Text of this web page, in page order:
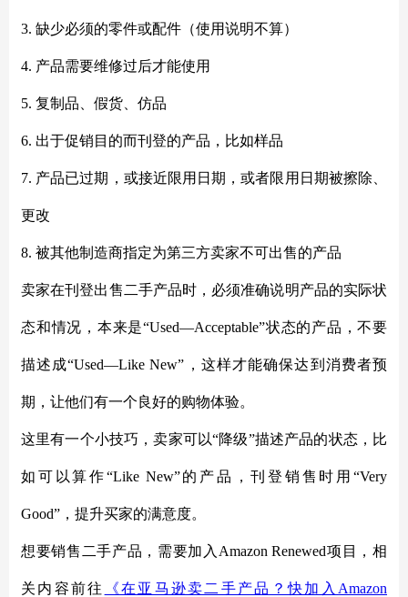
3. 缺少必须的零件或配件（使用说明不算）
4. 产品需要维修过后才能使用
5. 复制品、假货、仿品
6. 出于促销目的而刊登的产品，比如样品
7. 产品已过期，或接近限用日期，或者限用日期被擦除、
更改
8. 被其他制造商指定为第三方卖家不可出售的产品
卖家在刊登出售二手产品时，必须准确说明产品的实际状
态和情况，本来是“Used—Acceptable”状态的产品，不要
描述成“Used—Like New”，这样才能确保达到消费者预
期，让他们有一个良好的购物体验。
这里有一个小技巧，卖家可以“降级”描述产品的状态，比
如可以算作“Like New”的产品，刊登销售时用“Very
Good”，提升买家的满意度。
想要销售二手产品，需要加入 Amazon Renewed项目，相
关内容前往 《在亚马逊卖二手产品？快加入 Amazon